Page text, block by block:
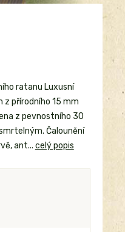
ratanu Luxusní
z přírodního 15 mm
z pevnostního 30
Čalounění
ant... celý popis